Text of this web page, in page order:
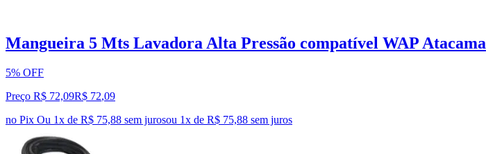
Mangueira 5 Mts Lavadora Alta Pressão compatível WAP Atacama
5% OFF
Preço R$ 72,09R$ 72,09
no Pix Ou 1x de R$ 75,88 sem jurosou 1x de R$ 75,88 sem juros